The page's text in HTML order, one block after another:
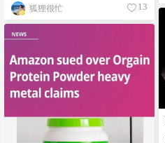
狐狸很忙 13